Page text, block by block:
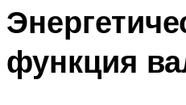
функция